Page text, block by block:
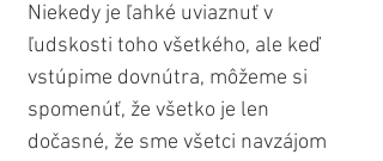
Niekedy je ľahké uviaznuť v
ľudskosti toho všetkého, ale keď
vstúpime dovnútra, môžeme si
spomenúť, že všetko je len
dočasné, že sme všetci navzájom